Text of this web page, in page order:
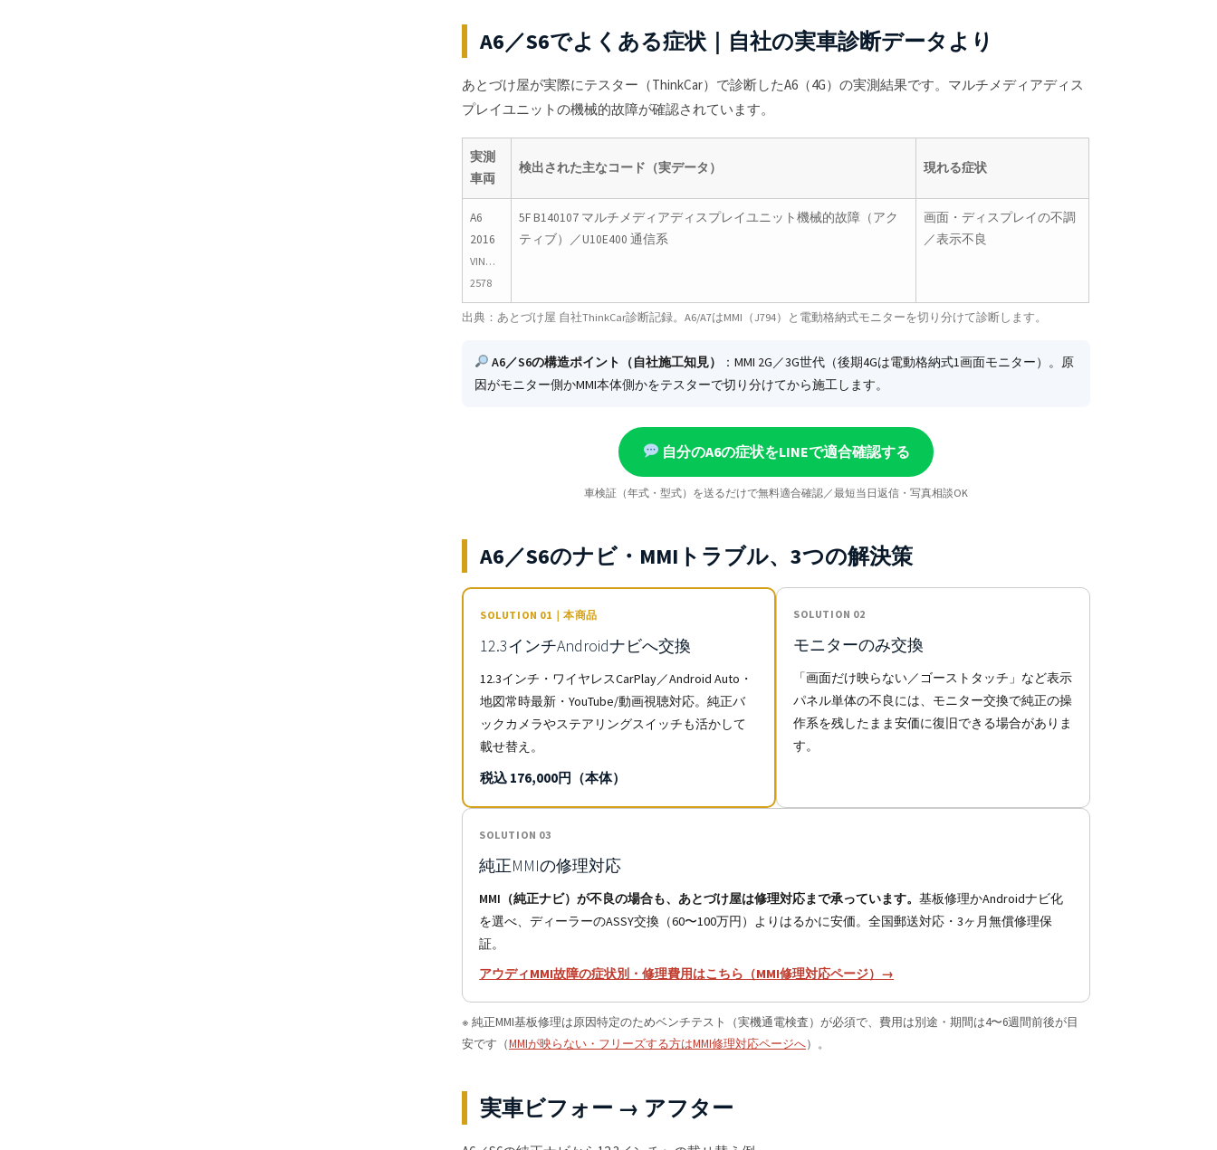
A6／S6でよくある症状｜自社の実車診断データより
あとづけ屋が実際にテスター（ThinkCar）で診断したA6（4G）の実測結果です。マルチメディアディス
プレイユニットの機械的故障が確認されています。
実測
車両
検出された主なコード（実データ） 現れる症状
A6
2016
VIN…
2578
5F B140107 マルチメディアディスプレイユニット機械的故障（アク
ティブ）／U10E400 通信系
画面・ディスプレイの不調
／表示不良
出典：あとづけ屋 自社ThinkCar診断記録。A6/A7はMMI（J794）と電動格納式モニターを切り分けて診断します。
A6／S6の構造ポイント（自社施工知見）
：MMI 2G／3G世代（後期4Gは電動格納式1画面モニター）。原
因がモニター側かMMI本体側かをテスターで切り分けてから施工します。
自分のA6の症状をLINEで適合確認する
車検証（年式・型式）を送るだけで無料適合確認／最短当日返信・写真相談OK
A6／S6のナビ・MMIトラブル、3つの解決策
SOLUTION 01｜本商品
12.3インチAndroidナビへ交換
12.3インチ・ワイヤレスCarPlay／Android Auto・
地図常時最新・YouTube/動画視聴対応。純正バ
ックカメラやステアリングスイッチも活かして
載せ替え。
税込 176,000円（本体）
SOLUTION 02
モニターのみ交換
「画面だけ映らない／ゴーストタッチ」など表示
パネル単体の不良には、モニター交換で純正の操
作系を残したまま安価に復旧できる場合がありま
す。
SOLUTION 03
純正MMIの修理対応
MMI（純正ナビ）が不良の場合も、あとづけ屋は修理対応まで承っています。基板修理かAndroidナビ化
を選べ、ディーラーのASSY交換（60〜100万円）よりはるかに安価。全国郵送対応・3ヶ月無償修理保
証。
アウディMMI故障の症状別・修理費用はこちら（MMI修理対応ページ）→
※ 純正MMI基板修理は原因特定のためベンチテスト（実機通電検査）が必須で、費用は別途・期間は4〜6週間前後が目
安です（MMIが映らない・フリーズする方はMMI修理対応ページへ）。
実車ビフォー → アフター